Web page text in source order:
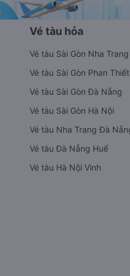
Vé tàu hỏa
Vé tàu Sài Gòn Nha Trang
Vé tàu Sài Gòn Phan Thiết
Vé tàu Sài Gòn Đà Nẵng
Vé tàu Sài Gòn Hà Nội
Vé tàu Nha Trang Đà
Vé tàu Đà Nẵng Huế
Vé tàu Hà Nội Vinh